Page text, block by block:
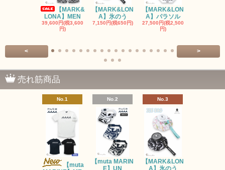
【MARK&
LONA】MEN
39,600円(税3,600
円)
【MARK&LON
A】氷のう
7,150円(税650円)
【MARK&LON
A】パラソル
27,500円(税2,500
円)
< >
売れ筋商品
No.1
【muta
No.2
【muta MARIN
E】UN
No.3
【MARK&LON
A】氷のう